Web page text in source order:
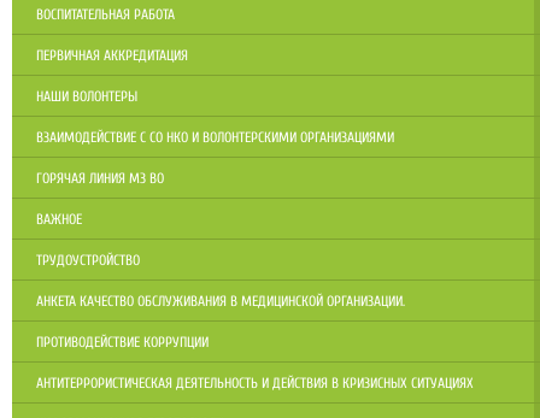
ВОСПИТАТЕЛЬНАЯ РАБОТА
ПЕРВИЧНАЯ АККРЕДИТАЦИЯ
НАШИ ВОЛОНТЕРЫ
ВЗАИМОДЕЙСТВИЕ С СО НКО И ВОЛОНТЕРСКИМИ ОРГАНИЗАЦИЯМИ
ГОРЯЧАЯ ЛИНИЯ МЗ ВО
ВАЖНОЕ
ТРУДОУСТРОЙСТВО
АНКЕТА КАЧЕСТВО ОБСЛУЖИВАНИЯ В МЕДИЦИНСКОЙ ОРГАНИЗАЦИИ.
ПРОТИВОДЕЙСТВИЕ КОРРУПЦИИ
АНТИТЕРРОРИСТИЧЕСКАЯ ДЕЯТЕЛЬНОСТЬ И ДЕЙСТВИЯ В КРИЗИСНЫХ СИТУАЦИЯХ